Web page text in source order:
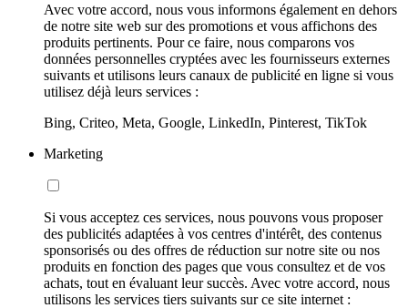
Avec votre accord, nous vous informons également en dehors
de notre site web sur des promotions et vous affichons des
produits pertinents. Pour ce faire, nous comparons vos
données personnelles cryptées avec les fournisseurs externes
suivants et utilisons leurs canaux de publicité en ligne si vous
utilisez déjà leurs services :
Bing, Criteo, Meta, Google, LinkedIn, Pinterest, TikTok
Marketing
Si vous acceptez ces services, nous pouvons vous proposer
des publicités adaptées à vos centres d'intérêt, des contenus
sponsorisés ou des offres de réduction sur notre site ou nos
produits en fonction des pages que vous consultez et de vos
achats, tout en évaluant leur succès. Avec votre accord, nous
utilisons les services tiers suivants sur ce site internet :